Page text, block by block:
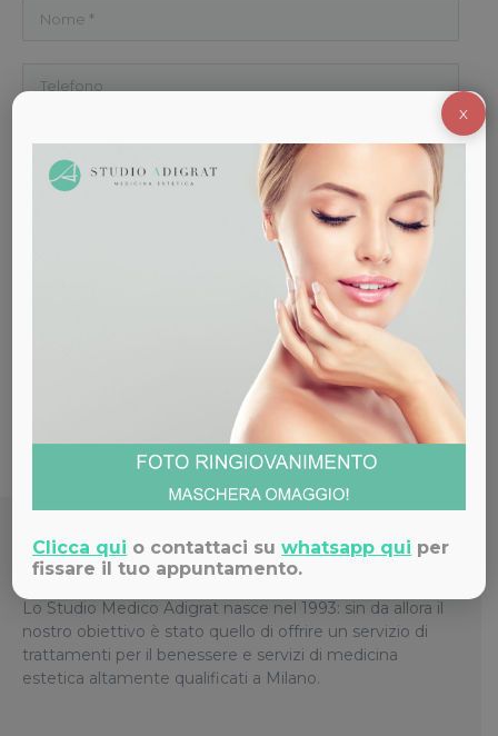
Acconsento al trattamento dei dati secondo la
di questo sito web.
Studio Medico Adigrat
Lo Studio Medico Adigrat nasce nel 1993: sin da allora il
nostro obiettivo è stato quello di offrire un servizio di
trattamenti per il benessere e servizi di medicina
estetica altamente qualificati a Milano.
Clicca qui o contattaci suwhatsapp qui per
fissare il tuo appuntamento.
X